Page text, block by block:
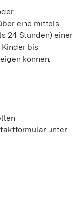
eine mittels
24 Stunden) einer
bis
können.
unter